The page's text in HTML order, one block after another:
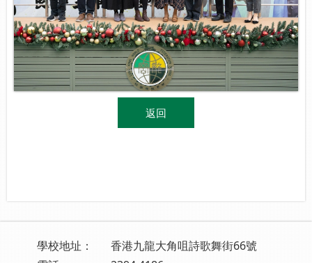
返回
學校地址：
香港九龍大角咀詩歌舞街66號